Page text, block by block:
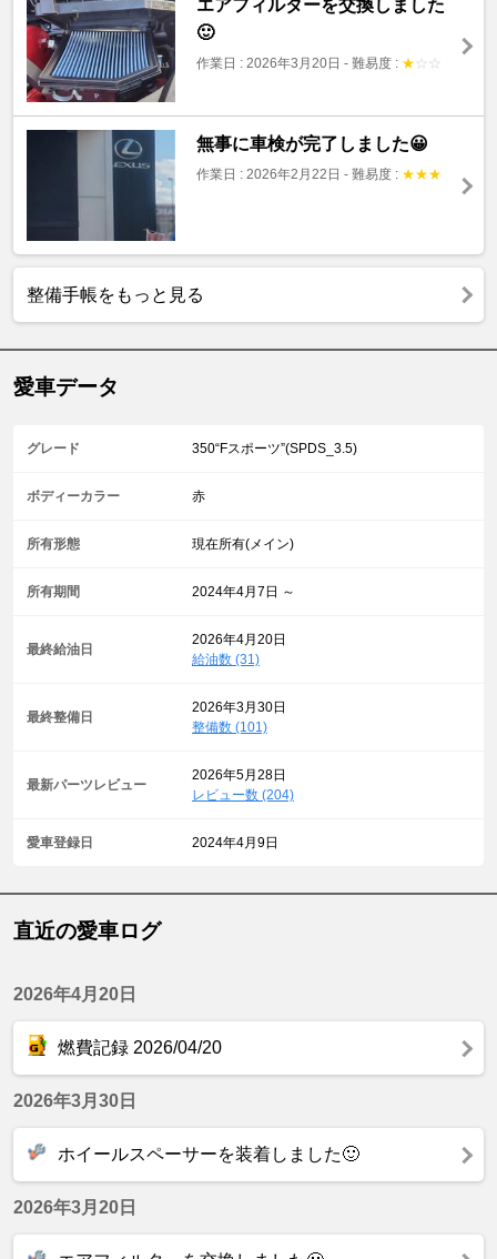
エアフィルターを交換しました
🙂
作業日 : 2026年3月20日 - 難易度 : ★ ☆ ☆
無事に車検が完了しました😀
作業日 : 2026年2月22日 - 難易度 : ★★★
整備手帳をもっと見る
愛車データ
グレード 350“Fスポーツ”(SPDS_3.5)
ボディーカラー 赤
所有形態 現在所有(メイン)
所有期間 2024年4月7日 ～
最終給油日
2026年4月20日
給油数 (31)
最終整備日
2026年3月30日
整備数 (101)
最新パーツレビュー
2026年5月28日
レビュー数 (204)
愛車登録日 2024年4月9日
直近の愛車ログ
2026年4月20日
燃費記録 2026/04/20
2026年3月30日
ホイールスペーサーを装着しました🙂
2026年3月20日